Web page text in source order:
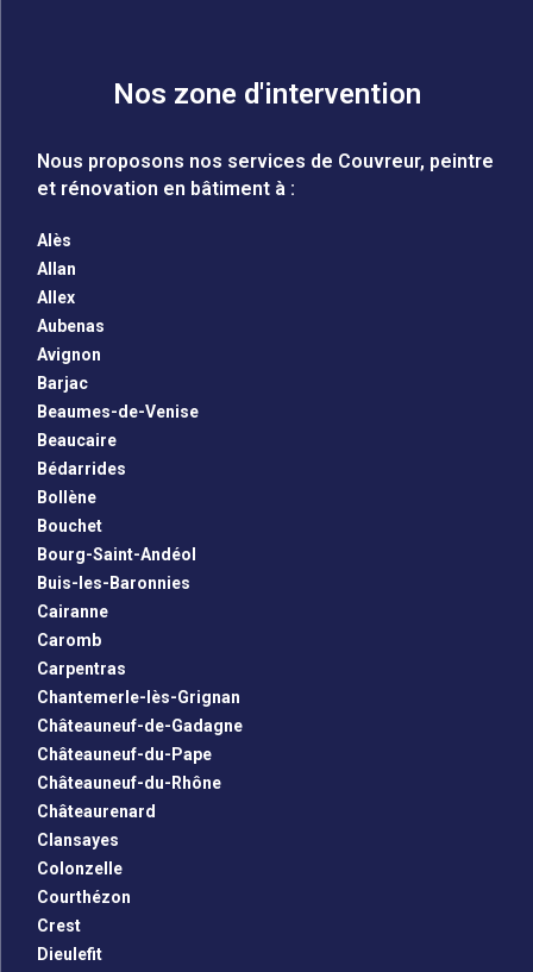
Nos zone d'intervention
Nous proposons nos services de Couvreur, peintre
et rénovation en bâtiment à :
Alès
Allan
Allex
Aubenas
Avignon
Barjac
Beaumes-de-Venise
Beaucaire
Bédarrides
Bollène
Bouchet
Bourg-Saint-Andéol
Buis-les-Baronnies
Cairanne
Caromb
Carpentras
Chantemerle-lès-Grignan
Châteauneuf-de-Gadagne
Châteauneuf-du-Pape
Châteauneuf-du-Rhône
Châteaurenard
Clansayes
Colonzelle
Courthézon
Crest
Dieulefit